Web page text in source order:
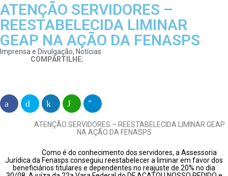
ATENÇÃO SERVIDORES –
REESTABELECIDA LIMINAR
GEAP NA AÇÃO DA FENASPS
Imprensa e Divulgação, Notícias
COMPARTILHE:
​ATENÇÃO SERVIDORES – REESTABELECIDA LIMINAR GEAP
NA AÇÃO DA FENASPS
Como é do conhecimento dos servidores, a Assessoria
Jurídica da Fenasps conseguiu reestabelecer a liminar em favor dos
beneficiários titulares e dependentes no reajuste de 20% no dia